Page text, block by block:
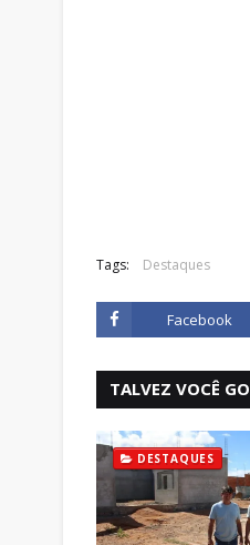
Tags: Destaques
Facebook
TALVEZ VOCÊ
DESTAQUES